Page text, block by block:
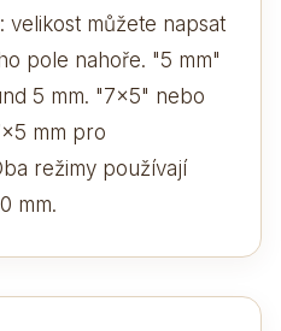
můžete napsat
pole nahoře. "5 mm"
5 mm. "7x5" nebo
mm pro
režimy používají
mm.